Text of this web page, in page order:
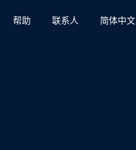
帮助 联系人 简体中文